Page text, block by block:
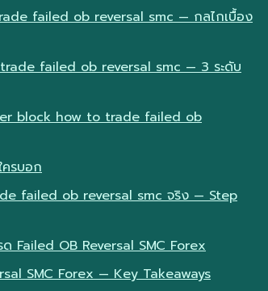
failed ob reversal smc — กลไกเบื้อง
failed ob reversal smc — 3 ระดับ
block how to trade failed ob
รบอก
failed ob reversal smc จริง — Step
Failed OB Reversal SMC Forex
SMC Forex — Key Takeaways